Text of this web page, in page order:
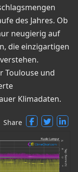
des Jahres. Ob
neugierig auf
die einzigartigen
Toulouse und
Klimadaten.
Share